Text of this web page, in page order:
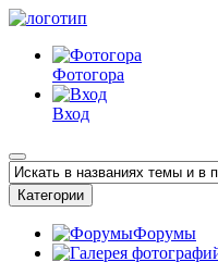
Фотогора
Вход
Категории
Форумы